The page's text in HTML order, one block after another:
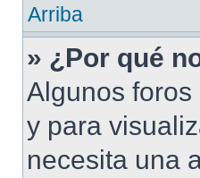
Arriba
» ¿Por qué
Algunos
y para
necesita una